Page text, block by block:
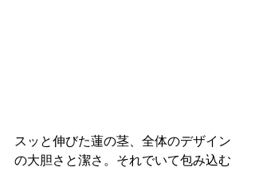
スッと伸びた蓮の茎、全体のデザイン
の大胆さと潔さ。それでいて包み込む